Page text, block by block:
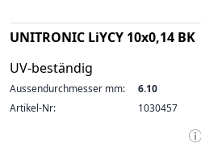
UNITRONIC LiYCY 10x0,14 BK
UV-beständig
Aussendurchmesser mm:
6.10
Artikel-Nr:
1030457